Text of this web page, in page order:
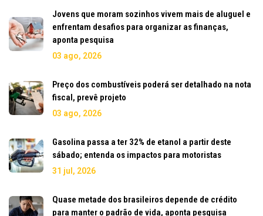
Jovens que moram sozinhos vivem mais de aluguel e
enfrentam desafios para organizar as finanças,
aponta pesquisa
03 ago, 2026
Preço dos combustíveis poderá ser detalhado na nota
fiscal, prevê projeto
03 ago, 2026
Gasolina passa a ter 32% de etanol a partir deste
sábado; entenda os impactos para motoristas
31 jul, 2026
Quase metade dos brasileiros depende de crédito
para manter o padrão de vida, aponta pesquisa